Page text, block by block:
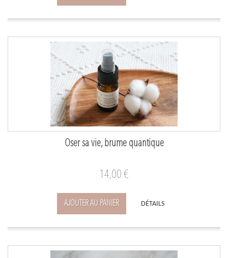
Oser sa vie, brume quantique
14,00 €
AJOUTER AU PANIER DÉTAILS